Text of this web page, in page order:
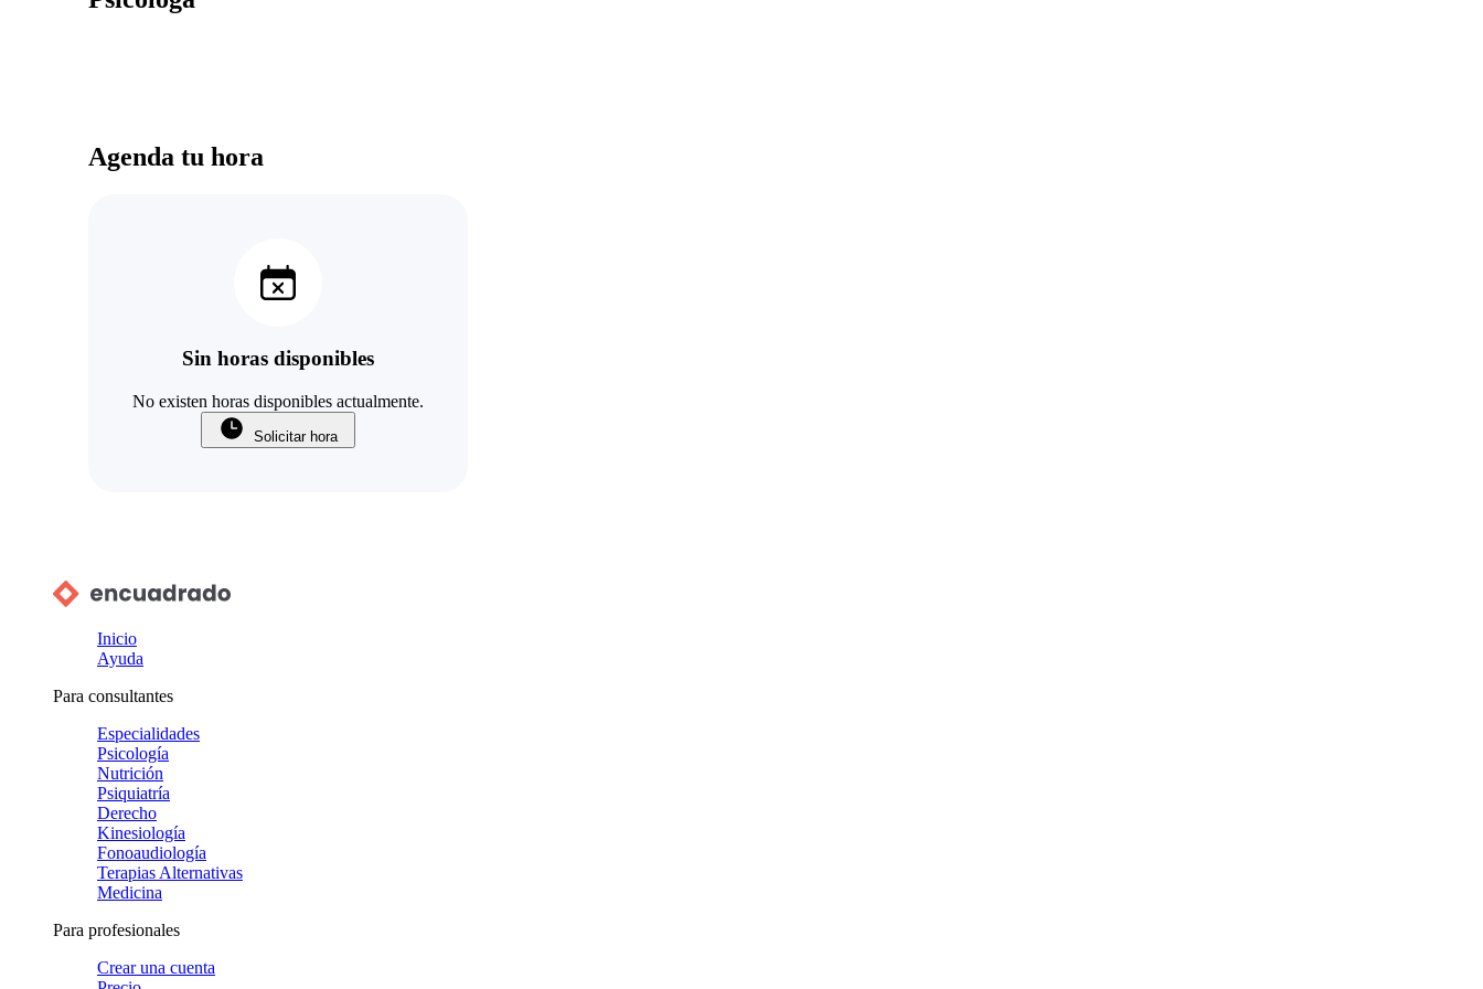
Agenda tu hora
Sin horas disponibles
No existen horas disponibles actualmente.
Solicitar hora
Inicio
Ayuda
Para consultantes
Especialidades
Psicología
Nutrición
Psiquiatría
Derecho
Kinesiología
Fonoaudiología
Terapias Alternativas
Medicina
Para profesionales
Crear una cuenta